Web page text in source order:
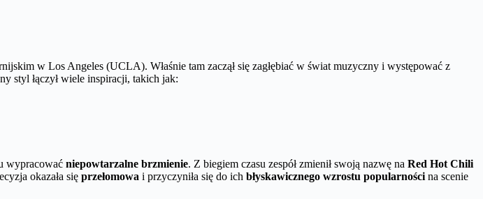
w Los Angeles (UCLA). Właśnie tam zaczął się zagłębiać w świat muzyczny i występować z
styl łączył wiele inspiracji, takich jak:
wypracować niepowtarzalne brzmienie. Z biegiem czasu zespół zmienił swoją nazwę na Red Hot Chili
okazała się przełomowa i przyczyniła się do ich błyskawicznego wzrostu popularności na scenie